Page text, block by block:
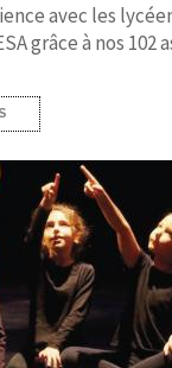
avec les
grâce à nos 102